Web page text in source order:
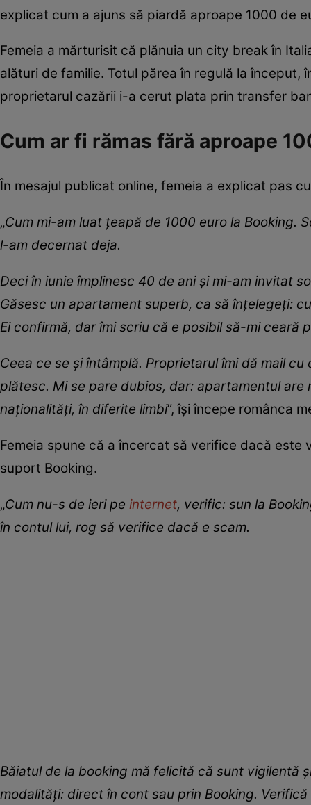
explicat cum a ajuns să piardă aproape 1000 de
Femeia a mărturisit că plănuia un city break în
alături de familie. Totul părea în regulă la
proprietarul cazării i-a cerut plata prin transfer
Cum ar fi rămas fără aproape
În mesajul publicat online, femeia a explicat pas
„Cum mi-am luat țeapă de 1000 euro la Booking.
l-am decernat deja.
Deci în iunie împlinesc 40 de ani și mi-am invitat
Găsesc un apartament superb, ca să înțelegeți:
Ei confirmă, dar îmi scriu că e posibil să-mi ceară
Ceea ce se și întâmplă. Proprietarul îmi dă mail
plătesc. Mi se pare dubios, dar: apartamentul
naționalități, în diferite limbi”, își începe românca
Femeia spune că a încercat să verifice dacă
suport Booking.
„Cum nu-s de ieri pe internet, verific: sun la
în contul lui, rog să verifice dacă e scam.
Băiatul de la booking mă felicită că sunt
modalități: direct în cont sau prin Booking.